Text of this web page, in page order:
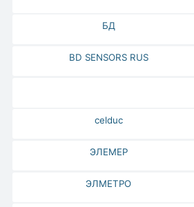
БД
BD SENSORS RUS
celduc
ЭЛЕМЕР
ЭЛМЕТРО